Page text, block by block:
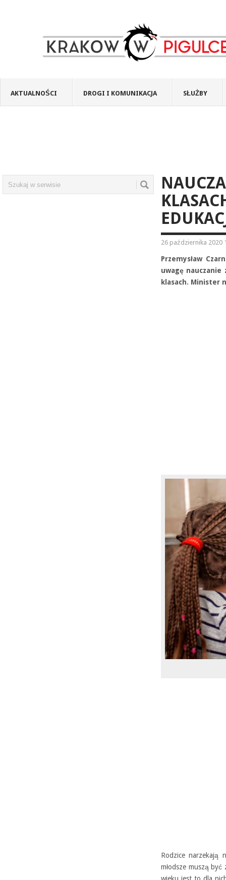
AKTUALNOŚCI DROGI I KOMUNIKACJA SŁUŻBY
26 października 2020
Przemysław
uwagę
klasach. Minister
Rodzice narzekają
młodsze muszą